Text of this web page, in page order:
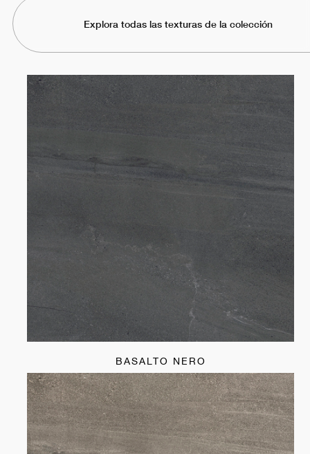
Explora todas las texturas de la colección
BASALTO NERO